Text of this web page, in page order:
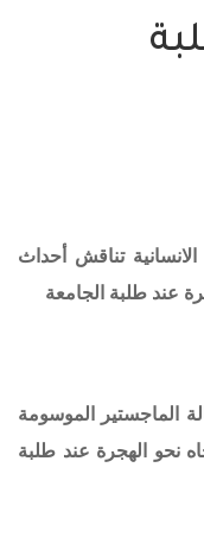
تناقش أحداث
عند طلبة الجامعة
الماجستير الموسومة
نحو الهجرة عند طلبة